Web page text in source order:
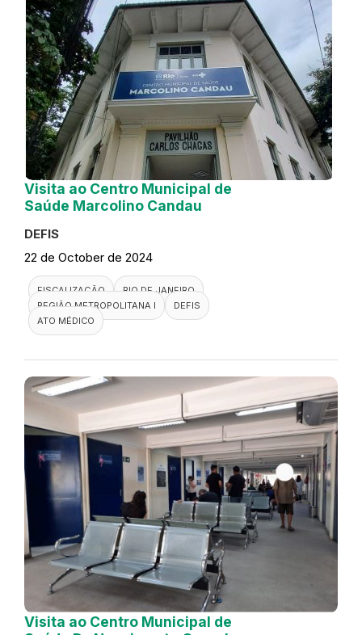
Visita ao Centro Municipal de
Saúde Marcolino Candau
DEFIS
22 de October de 2024
FISCALIZAÇÃO
RIO DE JANEIRO
REGIÃO METROPOLITANA I
DEFIS
ATO MÉDICO
Visita ao Centro Municipal de